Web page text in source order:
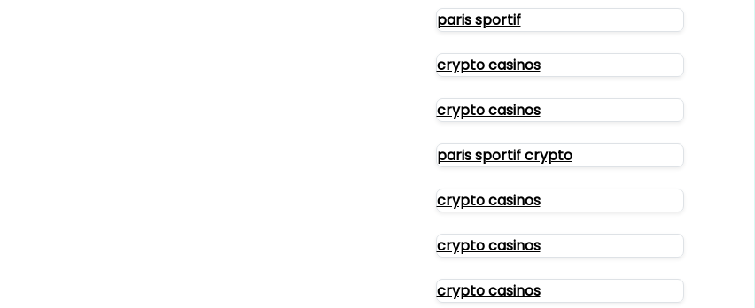
paris sportif
crypto casinos
crypto casinos
paris sportif crypto
crypto casinos
crypto casinos
crypto casinos